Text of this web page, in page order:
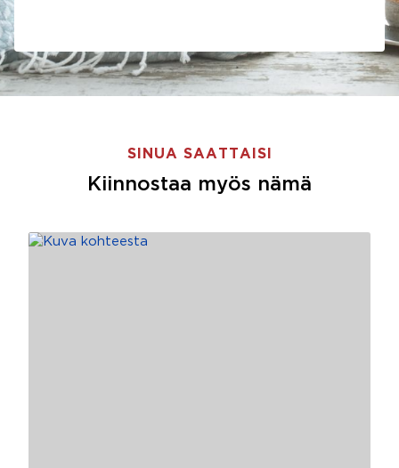
SINUA SAATTAISI
Kiinnostaa myös nämä